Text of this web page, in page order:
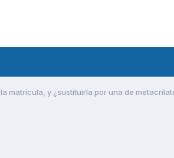
matrícula, y ¿sustituirla por una de